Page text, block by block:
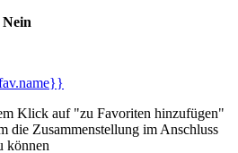
Nein
Klick auf "zu Favoriten hinzufügen"
die Zusammenstellung im Anschluss
können